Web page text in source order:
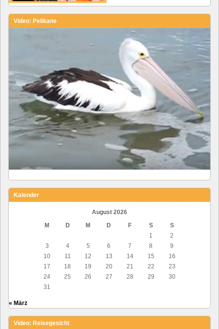
Video: Pelikane
Kalender
August 2026
M
D M D F S
S
1
2
3
4 5 6 7 8
9
10
11 12 13 14 15
16
17
18 19 20 21 22
23
24
25 26 27 28 29
30
31
« März
Video: Reisegesicht